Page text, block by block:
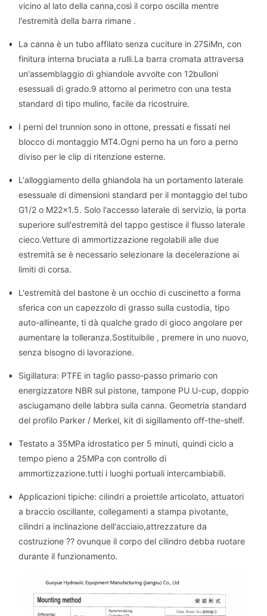
vicino al lato della canna,così il corpo oscilla mentre
l'estremità della barra rimane .
La canna è un tubo affilato senza cuciture in 27SiMn, con
finitura interna bruciata a rulli.La barra cromata attraversa
un'assemblaggio di ghiandole avvolte con 12bulloni
esessuali di grado.9 attorno al perimetro con una testa
standard di tipo mulino, facile da ricostruire.
I perni del trunnion sono in ottone, pressati e fissati nel
blocco di montaggio MT4.Ogni perno ha un foro a perno
diviso per le clip di ritenzione esterne.
L'alloggiamento della ghiandola ha un portamento laterale
esessuale di dimensioni standard per il montaggio del tubo
G1/2 o M22×1.5. Solo l'accesso laterale di servizio, la porta
superiore sull'estremità del tappo gestisce il flusso laterale
cieco.Vetture di ammortizzazione regolabili alle due
estremità se è necessario selezionare la decelerazione ai
limiti di corsa.
L'estremità del bastone è un occhio di cuscinetto a forma
sferica con un capezzolo di grasso sulla custodia, tipo
auto-allineante, ti dà qualche grado di gioco angolare per
aumentare la tolleranza.Sostituibile , premere in uno nuovo,
senza bisogno di lavorazione.
Sigillatura: PTFE in taglio passo-passo primario con
energizzatore NBR sul pistone, tampone PU U-cup, doppio
asciugamano delle labbra sulla canna. Geometria standard
del profilo Parker / Merkel, kit di sigillamento off-the-shelf.
Testato a 35MPa idrostatico per 5 minuti, quindi ciclo a
tempo pieno a 25MPa con controllo di
ammortizzazione.tutti i luoghi portuali intercambiabili.
Applicazioni tipiche: cilindri a proiettile articolato, attuatori
a braccio oscillante, collegamenti a stampa pivotante,
cilindri a inclinazione dell'acciaio,attrezzature da
costruzione ?? ovunque il corpo del cilindro debba ruotare
durante il funzionamento.